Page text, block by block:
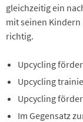
gleichzeitig ein
mit seinen
richtig.
Upcycling
Upcycling
Upcycling
Im Gegensatz